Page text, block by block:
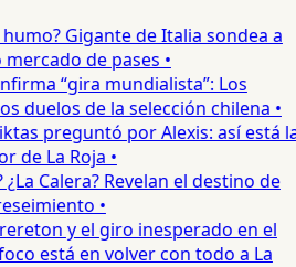
Gigante de Italia sondea a
de pases •
“gira mundialista”: Los
duelos de la selección chilena •
preguntó por Alexis: así está la
de La Roja •
¿La Calera? Revelan el destino de
•
y el giro inesperado en el
está en volver con todo a La